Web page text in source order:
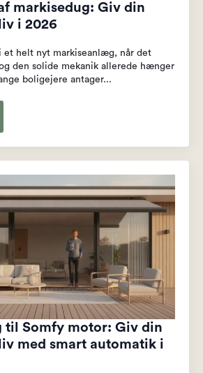
markisedug: Giv din
i 2026
et helt nyt markiseanlæg, når det
den solide mekanik allerede hænger
boligejere antager...
til Somfy motor: Giv din
med smart automatik i